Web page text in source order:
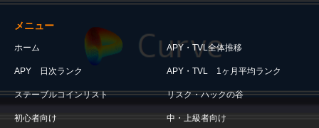
メニュー
ホーム APY・TVL全体推移
APY 日次ランク APY・TVL 1ヶ月平均ランク
ステーブルコインリスト リスク・ハックの谷
初心者向け 中・上級者向け